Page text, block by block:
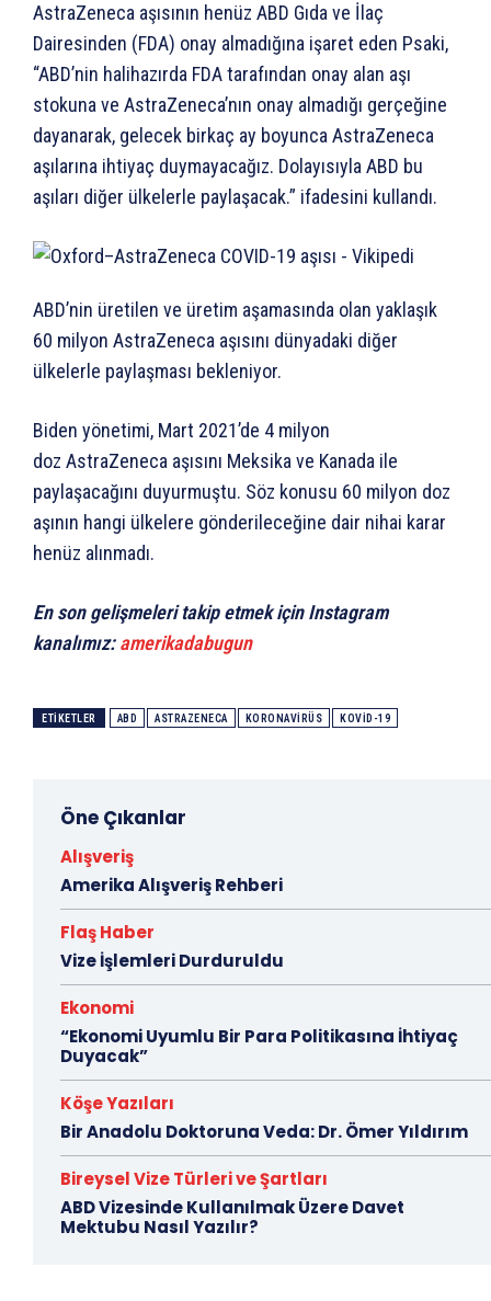
AstraZeneca aşısının henüz ABD Gıda ve İlaç
Dairesinden (FDA) onay almadığına işaret eden Psaki,
“ABD’nin halihazırda FDA tarafından onay alan aşı
stokuna ve AstraZeneca’nın onay almadığı gerçeğine
dayanarak, gelecek birkaç ay boyunca AstraZeneca
aşılarına ihtiyaç duymayacağız. Dolayısıyla ABD bu
aşıları diğer ülkelerle paylaşacak.” ifadesini kullandı.
ABD’nin üretilen ve üretim aşamasında olan yaklaşık
60 milyon AstraZeneca aşısını dünyadaki diğer
ülkelerle paylaşması bekleniyor.
Biden yönetimi, Mart 2021’de 4 milyon
doz AstraZeneca aşısını Meksika ve Kanada ile
paylaşacağını duyurmuştu. Söz konusu 60 milyon doz
aşının hangi ülkelere gönderileceğine dair nihai karar
henüz alınmadı.
En son gelişmeleri takip etmek için Instagram
kanalımız:amerikadabugun
ETIKETLER ABD ASTRAZENECA KORONAVIRÜS KOVID-19
Öne Çıkanlar
Alışveriş
Amerika Alışveriş Rehberi
Flaş Haber
Vize İşlemleri Durduruldu
Ekonomi
“Ekonomi Uyumlu Bir Para Politikasına İhtiyaç
Duyacak”
Köşe Yazıları
Bir Anadolu Doktoruna Veda: Dr. Ömer Yıldırım
Bireysel Vize Türleri ve Şartları
ABD Vizesinde Kullanılmak Üzere Davet
Mektubu Nasıl Yazılır?